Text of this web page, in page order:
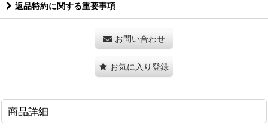
返品特約に関する重要事項
お問い合わせ
お気に入り登録
商品詳細